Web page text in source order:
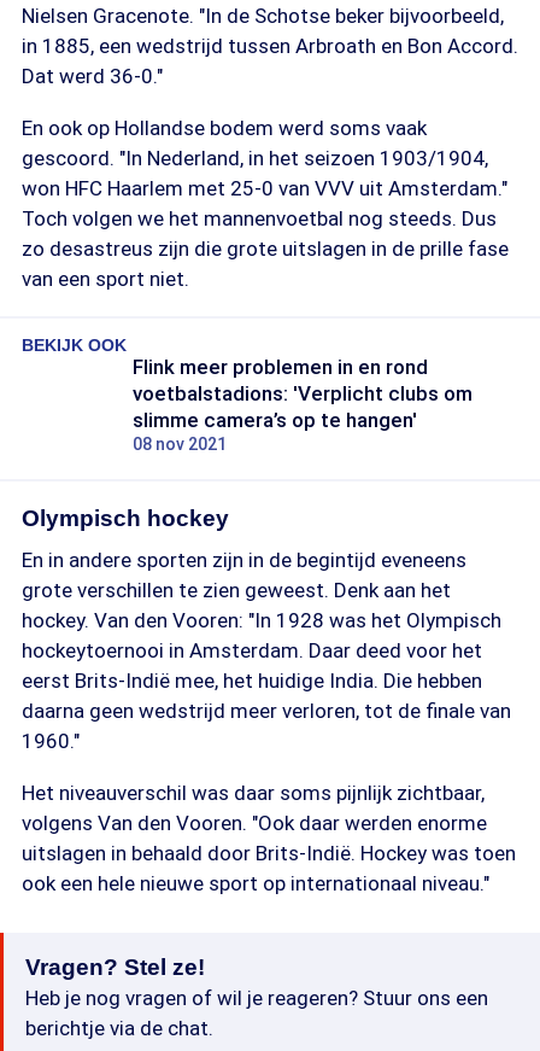
Nielsen Gracenote. "In de Schotse beker bijvoorbeeld,
in 1885, een wedstrijd tussen Arbroath en Bon Accord.
Dat werd 36-0."
En ook op Hollandse bodem werd soms vaak
gescoord. "In Nederland, in het seizoen 1903/1904,
won HFC Haarlem met 25-0 van VVV uit Amsterdam."
Toch volgen we het mannenvoetbal nog steeds. Dus
zo desastreus zijn die grote uitslagen in de prille fase
van een sport niet.
BEKIJK OOK
Flink meer problemen in en rond
voetbalstadions: 'Verplicht clubs om
slimme camera’s op te hangen'
08 nov 2021
Olympisch hockey
En in andere sporten zijn in de begintijd eveneens
grote verschillen te zien geweest. Denk aan het
hockey. Van den Vooren: "In 1928 was het Olympisch
hockeytoernooi in Amsterdam. Daar deed voor het
eerst Brits-Indië mee, het huidige India. Die hebben
daarna geen wedstrijd meer verloren, tot de finale van
1960."
Het niveauverschil was daar soms pijnlijk zichtbaar,
volgens Van den Vooren. "Ook daar werden enorme
uitslagen in behaald door Brits-Indië. Hockey was toen
ook een hele nieuwe sport op internationaal niveau."
Vragen? Stel ze!
Heb je nog vragen of wil je reageren? Stuur ons een
berichtje via de chat.